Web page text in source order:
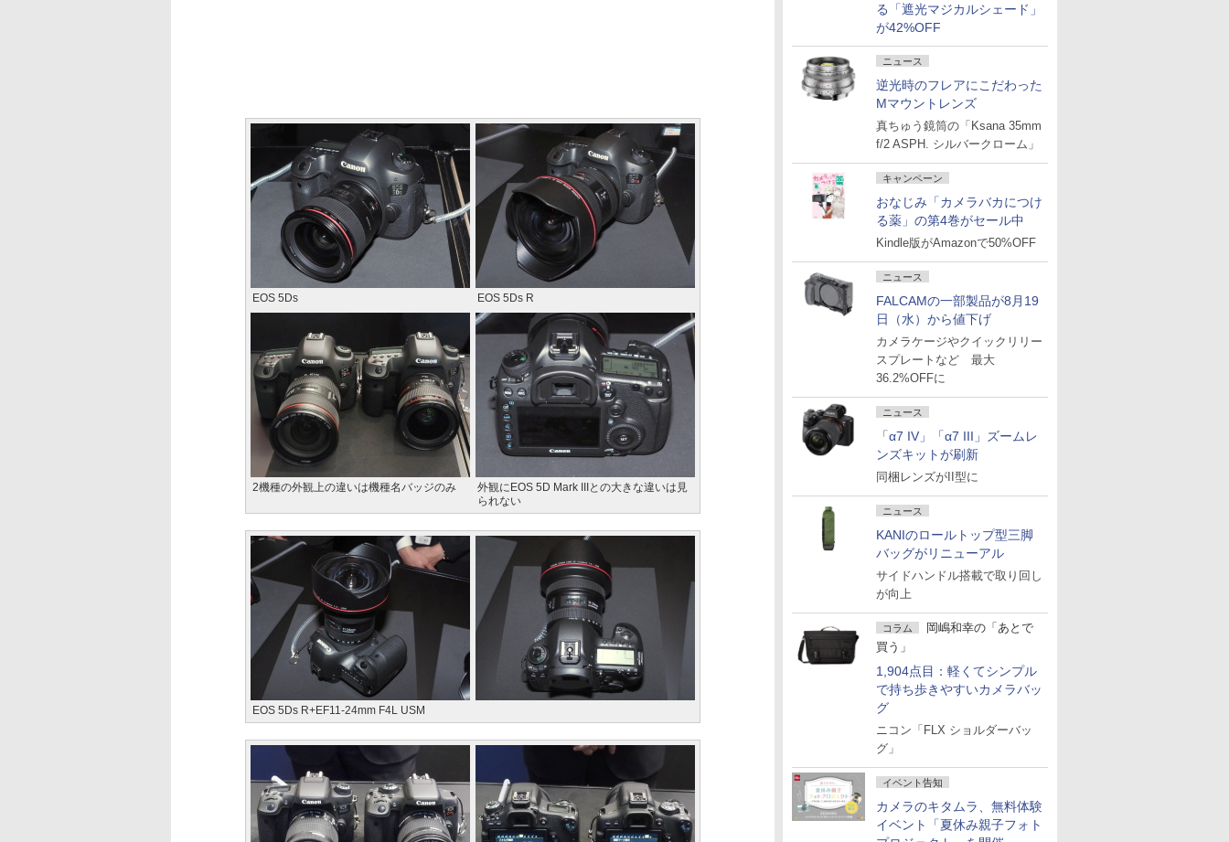
る「遮光マジカルシェード」
が42%OFF
ニュース
逆光時のフレアにこだわった
Mマウントレンズ
真ちゅう鏡筒の「Ksana 35mm
f/2 ASPH. シルバークローム」
キャンペーン
おなじみ「カメラバカにつけ
る薬」の第4巻がセール中
Kindle版がAmazonで50%OFF
ニュース
FALCAMの一部製品が8月19
日（水）から値下げ
カメラケージやクイックリリー
スプレートなど 最大
36.2%OFFに
ニュース
「α7 IV」「α7 III」ズームレ
ンズキットが刷新
同梱レンズがII型に
ニュース
KANIのロールトップ型三脚
バッグがリニューアル
サイドハンドル搭載で取り回し
が向上
コラム
岡嶋和幸の「あとで
買う」
1,904点目：軽くてシンプル
で持ち歩きやすいカメラバッ
グ
ニコン「FLX ショルダーバッ
グ」
イベント告知
カメラのキタムラ、無料体験
イベント「夏休み親子フォト
EOS 5Ds EOS 5Ds R
2機種の外観上の違いは機種名バッジのみ
外観にEOS 5D Mark IIIとの大きな違いは見
られない
EOS 5Ds R+EF11-24mm F4L USM